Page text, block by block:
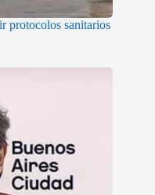
protocolos sanitarios